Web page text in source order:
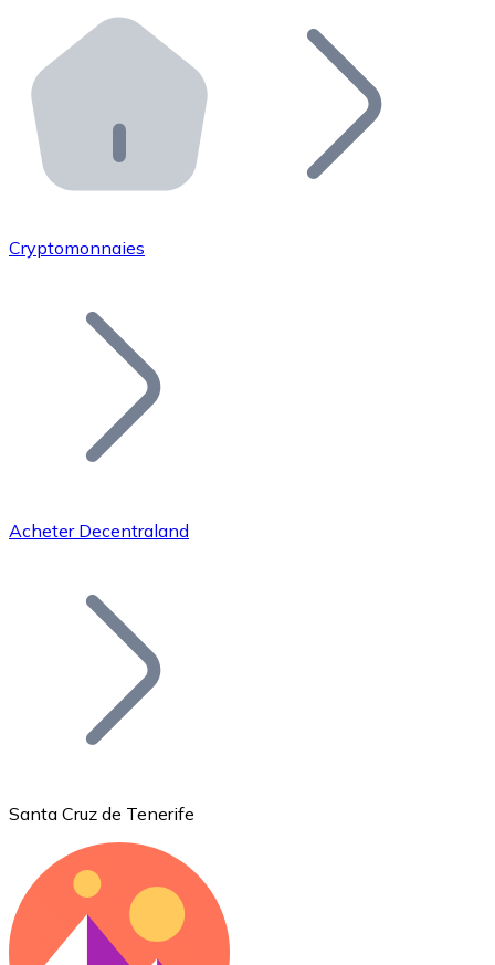
Distributeurs automatiques Bitnovo
Intégrez un ATM Bitnovo dans votre entreprise et
API Bitnovo
Intégrez notre API dans votre écosystème.
Rejoignez notre réseau de distributeurs et
Ajoutez le token de votre projet à notre service
Bitcoin
Ethereum
Cryptomonnaies
Acheter Decentraland
Santa Cruz de Tenerife